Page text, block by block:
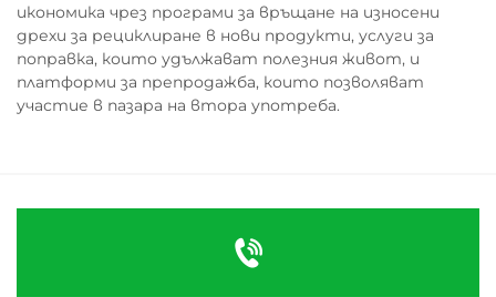
икономика чрез програми за връщане на износени
дрехи за рециклиране в нови продукти, услуги за
поправка, които удължават полезния живот, и
платформи за препродажба, които позволяват
участие в пазара на втора употреба.